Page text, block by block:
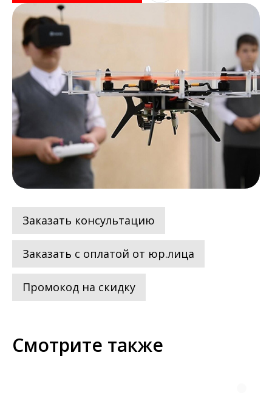
Заказать консультацию
Заказать с оплатой от юр.лица
Промокод на скидку
Смотрите также